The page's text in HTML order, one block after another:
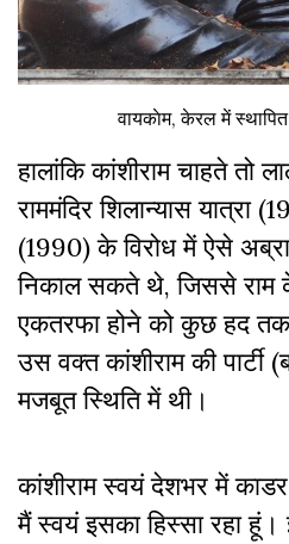
वायकाेम, केरल में स्थापित
हालांकि कांशीराम चाहते तो
राममंदिर शिलान्यास यात्रा
(1990) के विरोध में ऐसे
निकाल सकते थे, जिससे राम
एकतरफा होने को कुछ हद तक
उस वक्त कांशीराम की पार्टी
मजबूत स्थिति में थी।
कांशीराम स्वयं देशभर में
मैं स्वयं इसका हिस्सा रहा हूं।